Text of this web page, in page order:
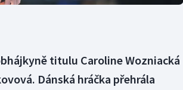
titulu Caroline Wozniacká
Dánská hráčka přehrála